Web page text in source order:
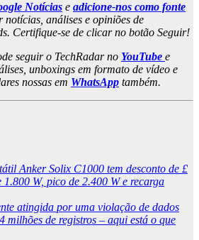
Notícias e adicione-nos como fonte
análises e opiniões de
Certifique-se de clicar no botão Seguir!
seguir o TechRadar no YouTube e
unboxings em formato de vídeo e
nossas em WhatsApp também.
Anker Solix C1000 tem desconto de £
1.800 W, pico de 2.400 W e recarga
atingida por uma violação de dados
milhões de registros – aqui está o que